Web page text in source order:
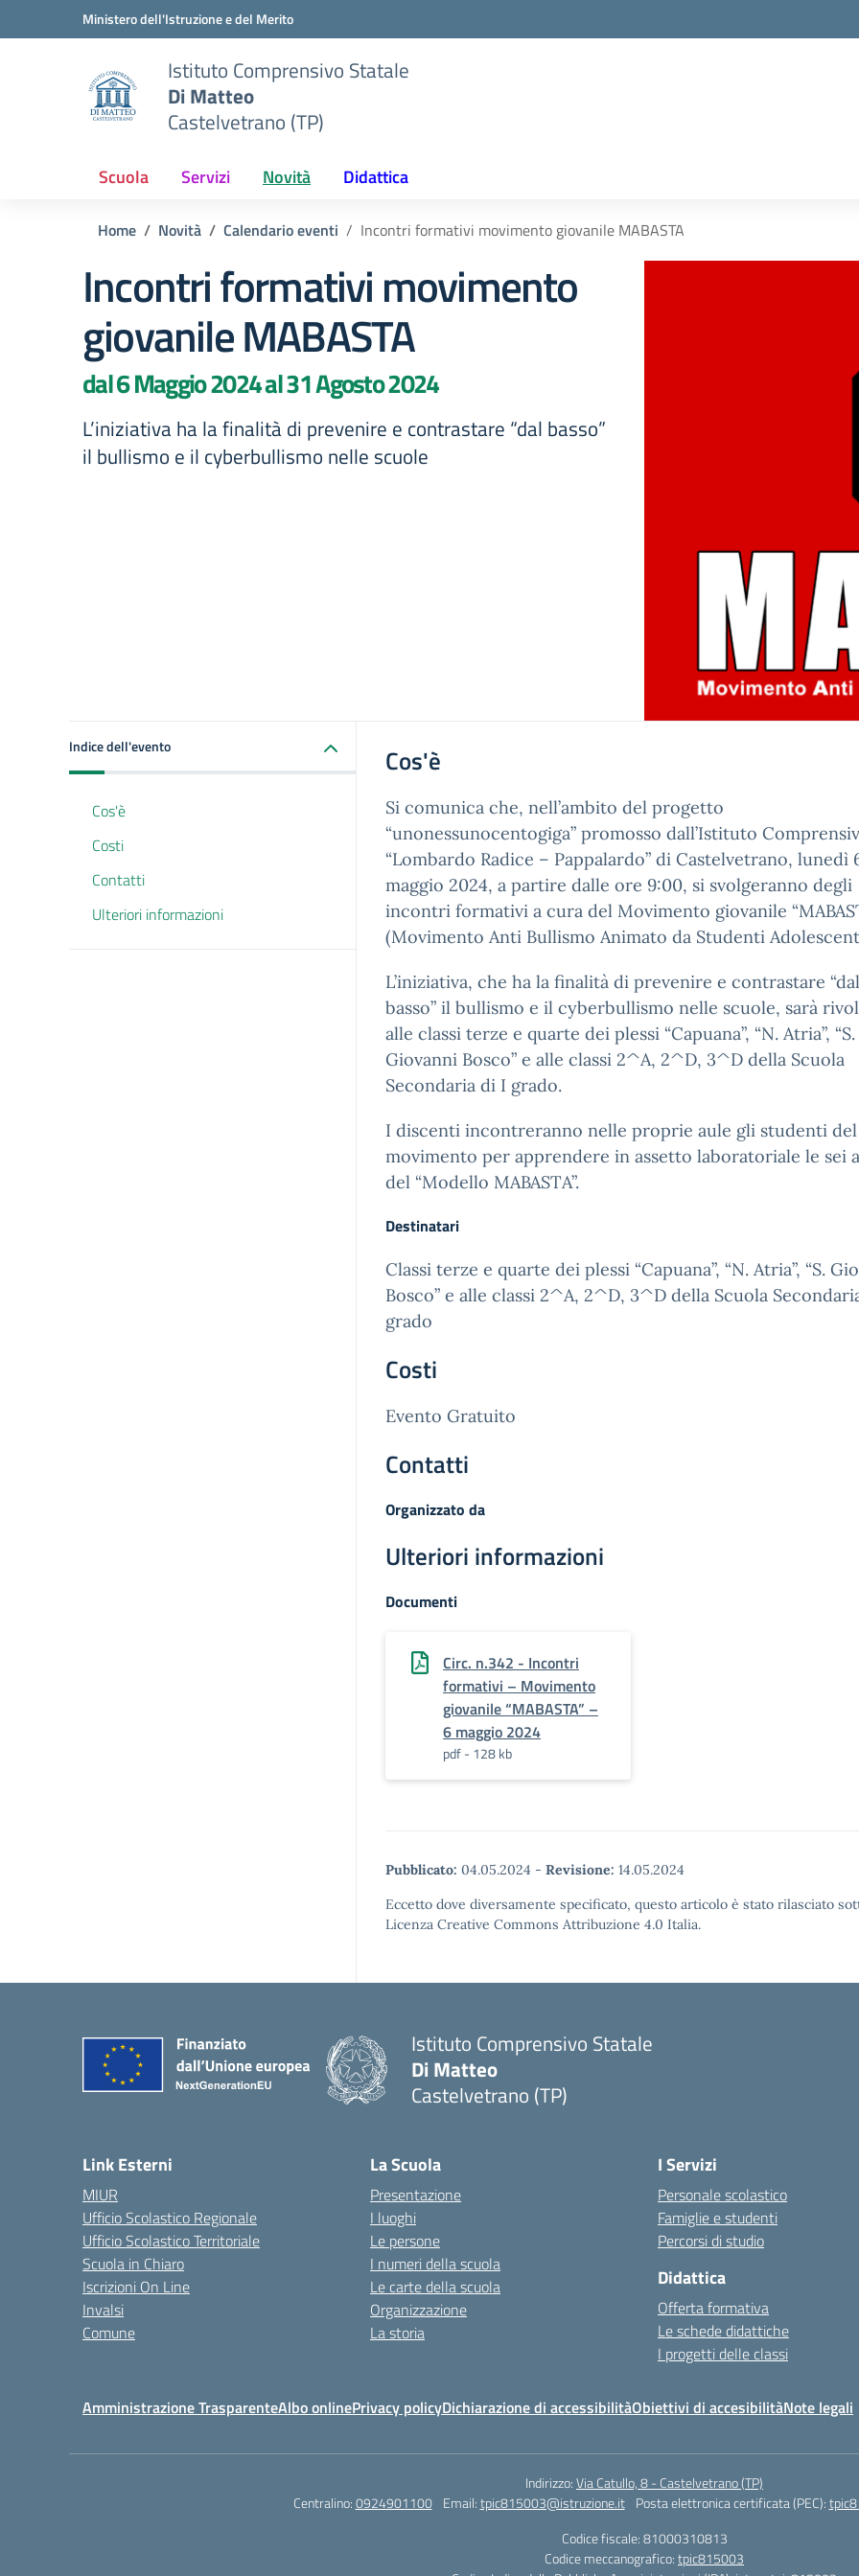
Vai ai contenuti
Vai al menu di navigazioneMinistero dell'Istruzione e del Merito
Istituto Comprensivo Statale
Di Matteo
Castelvetrano (TP)
Scuola Servizi Novità Didattica
Home Novità Calendario eventi Incontri formativi movimento giovanile MABASTA
Incontri formativi movimento
giovanile MABASTA
dal 6 Maggio 2024 al 31 Agosto 2024
L’iniziativa ha la finalità di prevenire e contrastare “dal basso”
il bullismo e il cyberbullismo nelle scuole
Indice dell'evento
Cos'è
Costi
Contatti
Ulteriori informazioni
Cos'è
Si comunica che, nell’ambito del progetto
“unonessunocentogiga” promosso dall’Istituto
“Lombardo Radice – Pappalardo” di Castelvetrano, lunedì
maggio 2024, a partire dalle ore 9:00, si svolgeranno degli
incontri formativi a cura del Movimento giovanile
(Movimento Anti Bullismo Animato da Studenti
L’iniziativa, che ha la finalità di prevenire e contrastare “dal
basso” il bullismo e il cyberbullismo nelle scuole, sarà
alle classi terze e quarte dei plessi “Capuana”, “N. Atria”, “S.
Giovanni Bosco” e alle classi 2^A, 2^D, 3^D della Scuola
Secondaria di I grado.
I discenti incontreranno nelle proprie aule gli studenti del
movimento per apprendere in assetto laboratoriale le sei
del “Modello MABASTA”.
Destinatari
Classi terze e quarte dei plessi “Capuana”, “N. Atria”, “S.
Bosco” e alle classi 2^A, 2^D, 3^D della Scuola
grado
Costi
Evento Gratuito
Contatti
Organizzato da
Ulteriori informazioni
Documenti
Circ. n.342 - Incontri
formativi – Movimento
giovanile “MABASTA” –
6 maggio 2024
pdf - 128 kb
Pubblicato: 04.05.2024 - Revisione: 14.05.2024
Eccetto dove diversamente specificato, questo articolo è stato rilasciato
Licenza Creative Commons Attribuzione 4.0 Italia.
Istituto Comprensivo Statale
Di Matteo
Castelvetrano (TP)
Link Esterni
MIUR
Ufficio Scolastico Regionale
Ufficio Scolastico Territoriale
Scuola in Chiaro
Iscrizioni On Line
Invalsi
Comune
La Scuola
Presentazione
I luoghi
Le persone
I numeri della scuola
Le carte della scuola
Organizzazione
La storia
I Servizi
Personale scolastico
Famiglie e studenti
Percorsi di studio
Didattica
Offerta formativa
Le schede didattiche
I progetti delle classi
Amministrazione TrasparenteAlbo onlinePrivacy policyDichiarazione di accessibilitàObiettivi di accesibilitàNote legali
Indirizzo:Via Catullo, 8 - Castelvetrano (TP)
Centralino:0924901100 Email:tpic815003@istruzione.it Posta elettronica certificata (PEC):
Codice fiscale: 81000310813
Codice meccanografico:tpic815003